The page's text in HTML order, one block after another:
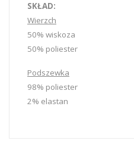
SKŁAD:
Wierzch
50% wiskoza
50% poliester
Podszewka
98% poliester
2% elastan